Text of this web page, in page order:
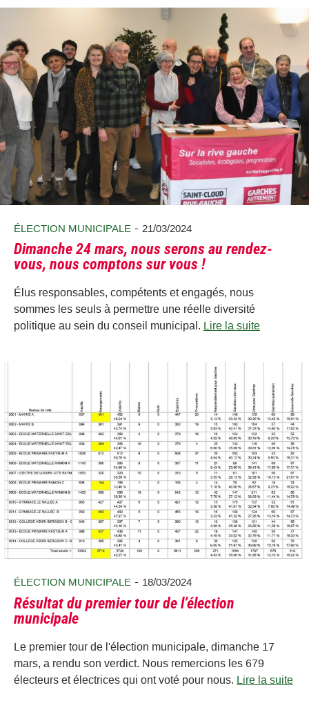
ÉLECTION MUNICIPALE - 21/03/2024
Dimanche 24 mars, nous serons au rendez-
vous, nous comptons sur vous !
Élus responsables, compétents et engagés, nous
sommes les seuls à permettre une réelle diversité
politique au sein du conseil municipal. Lire la suite
ÉLECTION MUNICIPALE - 18/03/2024
Résultat du premier tour de l’élection
municipale
Le premier tour de l'élection municipale, dimanche 17
mars, a rendu son verdict. Nous remercions les 679
électeurs et électrices qui ont voté pour nous. Lire la suite